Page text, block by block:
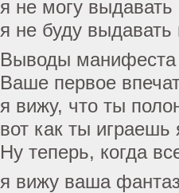
я не могу выдавать
я не буду выдавать
Выводы манифеста
Ваше первое
я вижу, что ты
вот как ты
Ну теперь, когда
я вижу ваша